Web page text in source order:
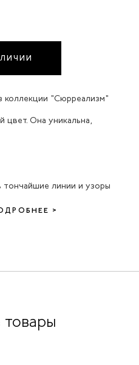
коллекции "Сюрреализм"
цвет. Она уникальна,
тончайшие линии и узоры
>